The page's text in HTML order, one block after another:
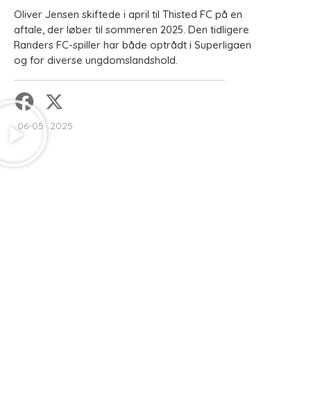
Oliver Jensen skiftede i april til Thisted FC på en
aftale, der løber til sommeren 2025. Den tidligere
Randers FC-spiller har både optrådt i Superligaen
og for diverse ungdomslandshold.
06-05- 2025